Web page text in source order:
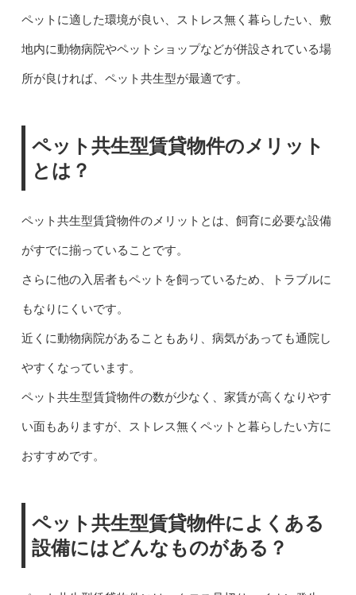
ペットに適した環境が良い、ストレス無く暮らしたい、敷
地内に動物病院やペットショップなどが併設されている場
所が良ければ、ペット共生型が最適です。
ペット共生型賃貸物件のメリット
とは？
ペット共生型賃貸物件のメリットとは、飼育に必要な設備
がすでに揃っていることです。
さらに他の入居者もペットを飼っているため、トラブルに
もなりにくいです。
近くに動物病院があることもあり、病気があっても通院し
やすくなっています。
ペット共生型賃貸物件の数が少なく、家賃が高くなりやす
い面もありますが、ストレス無くペットと暮らしたい方に
おすすめです。
ペット共生型賃貸物件によくある
設備にはどんなものがある？